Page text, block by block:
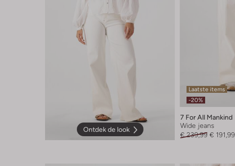
Ontdek de look
Laatste items
-20%
7 For All Mankind
Wide jeans
€ 239,99 € 191,99